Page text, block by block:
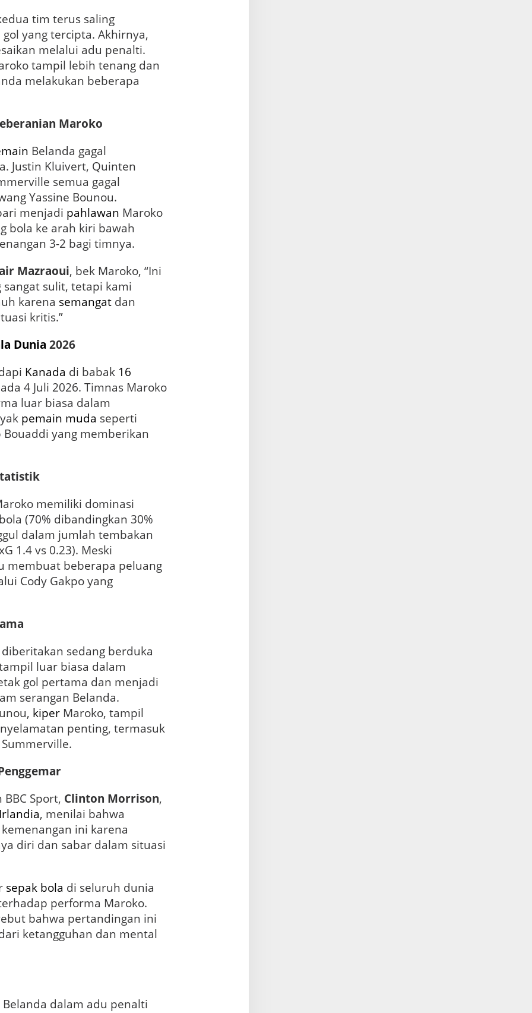
tim terus saling
yang tercipta. Akhirnya,
melalui adu penalti.
tampil lebih tenang dan
melakukan beberapa
Maroko
Belanda gagal
Justin Kluivert, Quinten
semua gagal
Yassine Bounou.
menjadi pahlawan Maroko
bola ke arah kiri bawah
3-2 bagi timnya.
Mazraoui, bek Maroko, “Ini
sulit, tetapi kami
karena semangatdan
kritis.”
Dunia 2026
Kanada di babak 16
4 Juli 2026. Timnas Maroko
luar biasa dalam
pemain muda seperti
yang memberikan
memiliki dominasi
(70% dibandingkan 30%
dalam jumlah tembakan
1.4 vs 0.23). Meski
membuat beberapa peluang
Cody Gakpo yang
sedang berduka
luar biasa dalam
gol pertama dan menjadi
serangan Belanda.
kiperMaroko, tampil
penting, termasuk
Sport, Clinton Morrison,
Irlandia, menilai bahwa
ini karena
diri dan sabar dalam situasi
sepak bola di seluruh dunia
performa Maroko.
bahwa pertandingan ini
ketangguhan dan mental
dalam adu penalti